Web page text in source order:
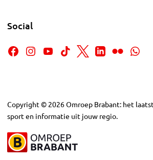
Social
Copyright © 2026Omroep Brabant: het
sport en informatie uit jouw regio.